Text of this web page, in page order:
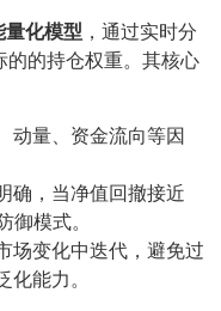
化模型 ，通过实时分
的持仓权重。其核心
动量、资金流向等因
确，当净值回撤接近
模式。
场变化中迭代，避免过
能力。